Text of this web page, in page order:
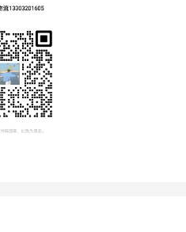
2800公里
方式通常是按单价×公里，
透明价，仅供参考，不作为
交价格，望知晓！